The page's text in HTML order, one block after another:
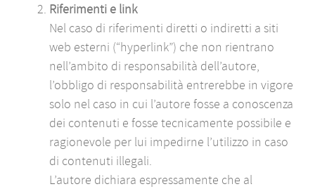
Riferimenti e link
Nel caso di riferimenti diretti o indiretti a siti
web esterni (“hyperlink”) che non rientrano
nell’ambito di responsabilità dell’autore,
l’obbligo di responsabilità entrerebbe in vigore
solo nel caso in cui l’autore fosse a conoscenza
dei contenuti e fosse tecnicamente possibile e
ragionevole per lui impedirne l’utilizzo in caso
di contenuti illegali.
L’autore dichiara espressamente che al